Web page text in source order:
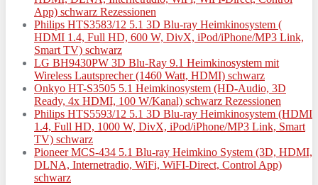
App) schwarz Rezessionen
Philips HTS3583/12 5.1 3D Blu-ray Heimkinosystem (
HDMI 1.4, Full HD, 600 W, DivX, iPod/iPhone/MP3 Link,
Smart TV) schwarz
LG BH9430PW 3D Blu-Ray 9.1 Heimkinosystem mit
Wireless Lautsprecher (1460 Watt, HDMI) schwarz
Onkyo HT-S3505 5.1 Heimkinosystem (HD-Audio, 3D
Ready, 4x HDMI, 100 W/Kanal) schwarz Rezessionen
Philips HTS5593/12 5.1 3D Blu-ray Heimkinosystem (HDMI
1.4, Full HD, 1000 W, DivX, iPod/iPhone/MP3 Link, Smart
TV) schwarz
Pioneer MCS-434 5.1 Blu-ray Heimkino System (3D, HDMI,
DLNA, Internetradio, WiFi, WiFI-Direct, Control App)
schwarz